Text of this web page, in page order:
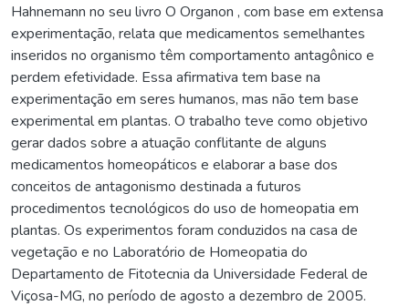
Hahnemann no seu livro O Organon , com base em extensa
experimentação, relata que medicamentos semelhantes
inseridos no organismo têm comportamento antagônico e
perdem efetividade. Essa afirmativa tem base na
experimentação em seres humanos, mas não tem base
experimental em plantas. O trabalho teve como objetivo
gerar dados sobre a atuação conflitante de alguns
medicamentos homeopáticos e elaborar a base dos
conceitos de antagonismo destinada a futuros
procedimentos tecnológicos do uso de homeopatia em
plantas. Os experimentos foram conduzidos na casa de
vegetação e no Laboratório de Homeopatia do
Departamento de Fitotecnia da Universidade Federal de
Viçosa-MG, no período de agosto a dezembro de 2005.